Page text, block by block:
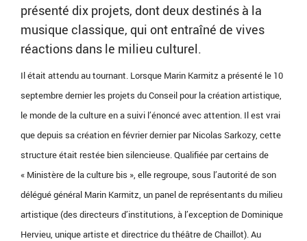
présenté dix projets, dont deux destinés à la
musique classique, qui ont entraîné de vives
réactions dans le milieu culturel.
Il était attendu au tournant. Lorsque Marin Karmitz a présenté le 10
septembre dernier les projets du Conseil pour la création artistique,
le monde de la culture en a suivi l’énoncé avec attention. Il est vrai
que depuis sa création en février dernier par Nicolas Sarkozy, cette
structure était restée bien silencieuse. Qualifiée par certains de
« Ministère de la culture bis », elle regroupe, sous l’autorité de son
délégué général Marin Karmitz, un panel de représentants du milieu
artistique (des directeurs d’institutions, à l’exception de Dominique
Hervieu, unique artiste et directrice du théâtre de Chaillot). Au